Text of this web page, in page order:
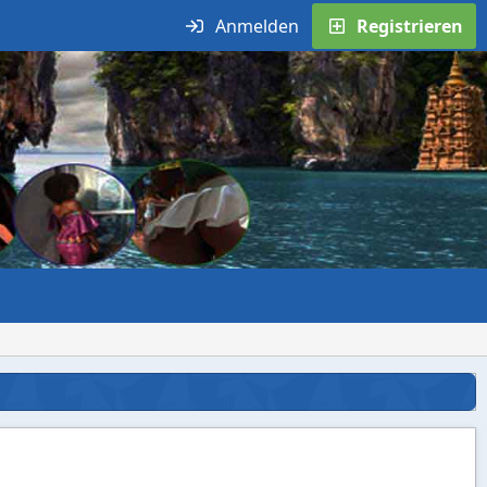
Anmelden Registrieren